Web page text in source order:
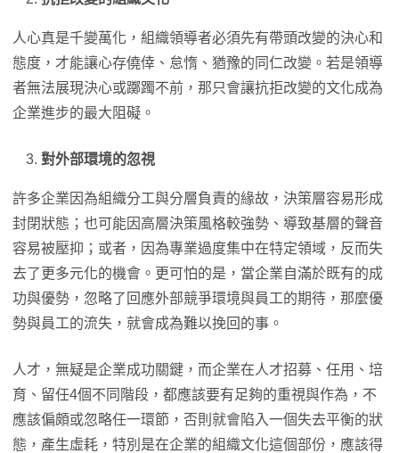
人心真是千變萬化，組織領導者必須先有帶頭改變的決心和
態度，才能讓心存僥倖、怠惰、猶豫的同仁改變。若是領導
者無法展現決心或躑躅不前，那只會讓抗拒改變的文化成為
企業進步的最大阻礙。
對外部環境的忽視
許多企業因為組織分工與分層負責的緣故，決策層容易形成
封閉狀態；也可能因高層決策風格較強勢、導致基層的聲音
容易被壓抑；或者，因為專業過度集中在特定領域，反而失
去了更多元化的機會。更可怕的是，當企業自滿於既有的成
功與優勢，忽略了回應外部競爭環境與員工的期待，那麼優
勢與員工的流失，就會成為難以挽回的事。
人才，無疑是企業成功關鍵，而企業在人才招募、任用、培
育、留任4個不同階段，都應該要有足夠的重視與作為，不
應該偏頗或忽略任一環節，否則就會陷入一個失去平衡的狀
態，產生虛耗，特別是在企業的組織文化這個部份，應該得